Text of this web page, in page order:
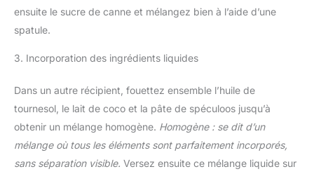
ensuite le sucre de canne et mélangez bien à l’aide d’une
spatule.
3. Incorporation des ingrédients liquides
Dans un autre récipient, fouettez ensemble l’huile de
tournesol, le lait de coco et la pâte de spéculoos jusqu’à
obtenir un mélange homogène. Homogène : se dit d’un
mélange où tous les éléments sont parfaitement incorporés,
sans séparation visible. Versez ensuite ce mélange liquide sur